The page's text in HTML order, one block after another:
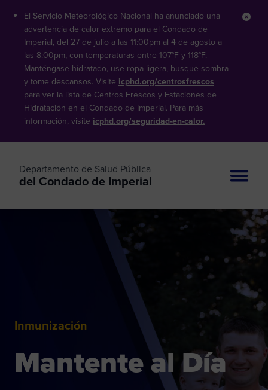
El Servicio Meteorológico Nacional ha anunciado una
advertencia de calor extremo para el Condado de
Imperial, del 27 de julio a las 11:00pm al 4 de agosto a
las 8:00pm, con temperaturas entre 107°F y 118°F.
Manténgase hidratado, use ropa ligera, busque sombra
y tome descansos. Visite icphd.org/centrosfrescos
para ver la lista de Centros Frescos y Estaciones de
Hidratación en el Condado de Imperial. Para más
información, visite icphd.org/seguridad-en-calor.
Departamento de Salud Pública
del Condado de Imperial Site
Inmunización
Mantente al Día